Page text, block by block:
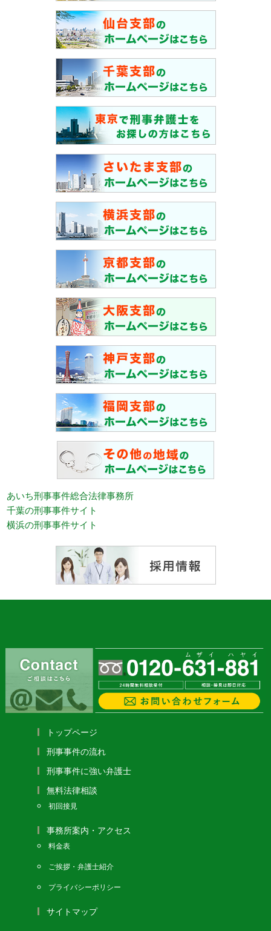
あいち刑事事件総合法律事務所
千葉の刑事事件サイト
横浜の刑事事件サイト
トップページ
刑事事件の流れ
刑事事件に強い弁護士
無料法律相談
初回接見
事務所案内・アクセス
料金表
ご挨拶・弁護士紹介
プライバシーポリシー
サイトマップ